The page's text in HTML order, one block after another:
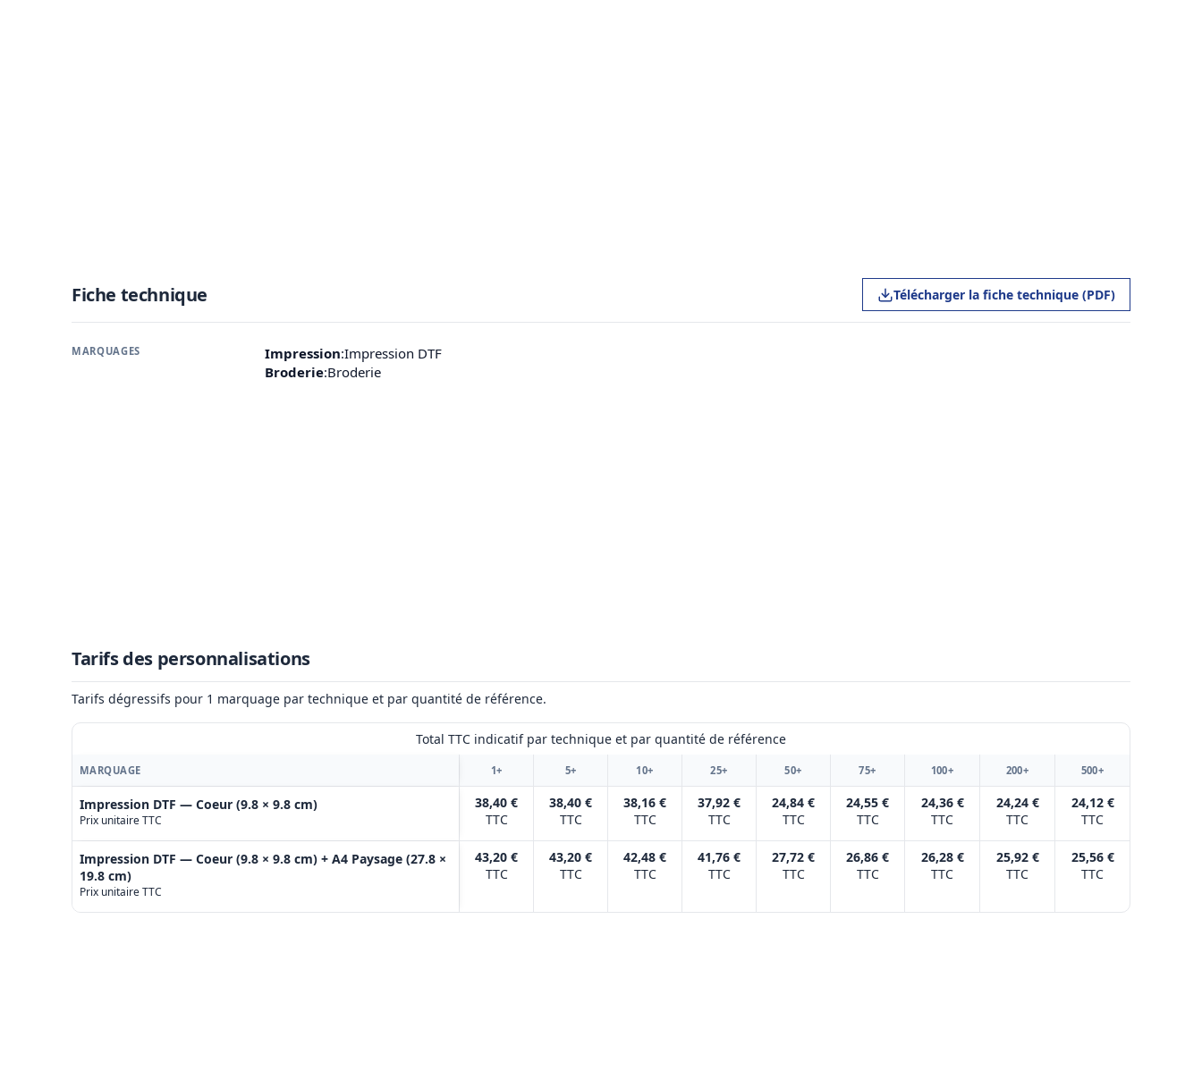
Fiche technique Télécharger la fiche technique (PDF)
MARQUAGES Impression:Impression DTF
Broderie:Broderie
Tarifs des personnalisations
Tarifs dégressifs pour 1 marquage par technique et par quantité de référence.
Total TTC indicatif par technique et par quantité de référence
MARQUAGE 1+ 5+ 10+ 25+ 50+ 75+ 100+ 200+ 500+
Impression DTF — Coeur (9.8 × 9.8 cm)
Prix unitaire TTC
38,40 €
TTC
38,40 €
TTC
38,16 €
TTC
37,92 €
TTC
24,84 €
TTC
24,55 €
TTC
24,36 €
TTC
24,24 €
TTC
24,12 €
TTC
Impression DTF — Coeur (9.8 × 9.8 cm) + A4 Paysage (27.8 ×
19.8 cm)
Prix unitaire TTC
43,20 €
TTC
43,20 €
TTC
42,48 €
TTC
41,76 €
TTC
27,72 €
TTC
26,86 €
TTC
26,28 €
TTC
25,92 €
TTC
25,56 €
TTC